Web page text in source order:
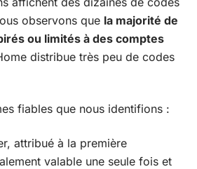
observons que la majorité de
ou limités à des comptes
distribue très peu de codes
fiables que nous identifions :
attribué à la première
valable une seule fois et